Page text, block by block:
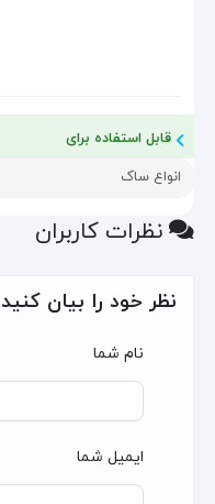
قابل استفاده برای
انواع ساک
نظرات کاربران
نظر خود را بیان کنید
نام شما
ایمیل شما